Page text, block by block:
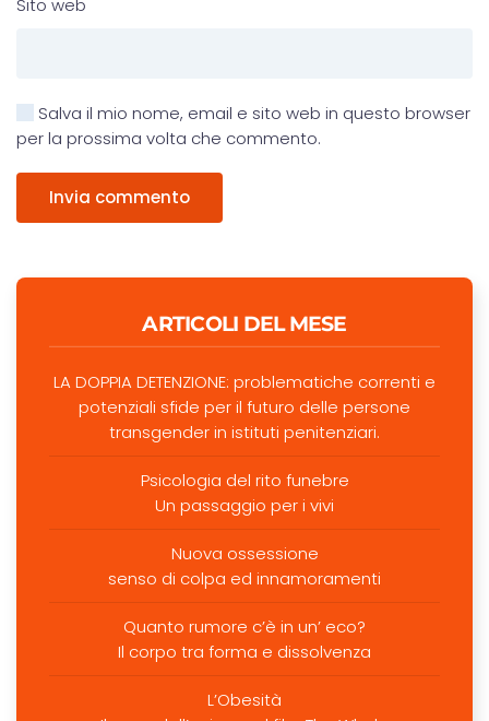
Sito web
Salva il mio nome, email e sito web in questo browser
per la prossima volta che commento.
Invia commento
ARTICOLI DEL MESE
LA DOPPIA DETENZIONE: problematiche correnti e
potenziali sfide per il futuro delle persone
transgender in istituti penitenziari.
Psicologia del rito funebre
Un passaggio per i vivi
Nuova ossessione
senso di colpa ed innamoramenti
Quanto rumore c’è in un’ eco?
Il corpo tra forma e dissolvenza
L’Obesità